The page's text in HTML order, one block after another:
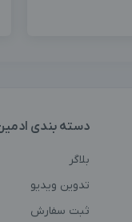
دسته بندی
بلاگر
تدوین ویدیو
ثبت سفارش